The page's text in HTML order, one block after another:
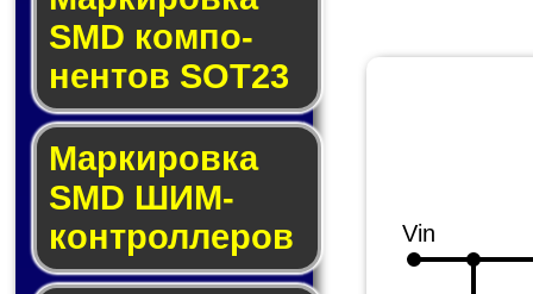
SMD ком­по­
нен­тов SOT23
Маркировка
SMD ШИМ-
кон­трол­ле­ров
Vin